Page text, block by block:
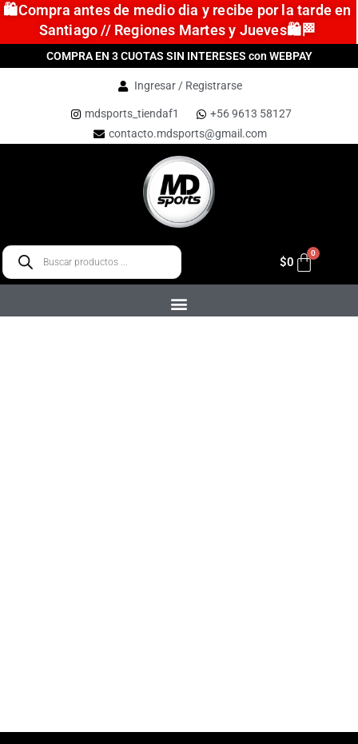
🛍️Compra antes de medio dia y recibe por la tarde en
Santiago // Regiones Martes y Jueves🛍️🏁
COMPRA EN 3 CUOTAS SIN INTERESES con WEBPAY
Ingresar / Registrarse
mdsports_tiendaf1
+56 9613 58127
contacto.mdsports@gmail.com
$0